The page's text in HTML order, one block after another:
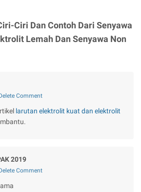
Ciri Dan Contoh Dari Senyawa
Lemah Dan Senyawa Non
Comment
larutan elektrolit kuat dan elektrolit
2019
Comment